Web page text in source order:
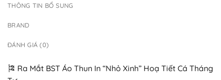
THÔNG TIN BỔ SUNG
BRAND
ĐÁNH GIÁ (0)
🎏 Ra Mắt BST Áo Thun In “Nhỏ Xinh” Hoạ Tiết Cá Tháng